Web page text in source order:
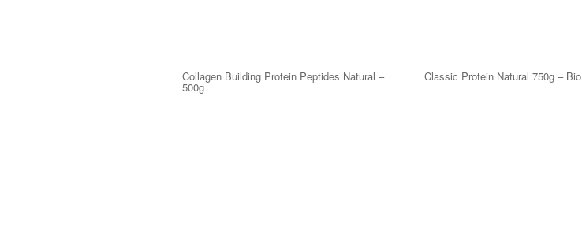
Collagen Building Protein Peptides Natural –
500g
Classic Protein Natural 750g – Bio